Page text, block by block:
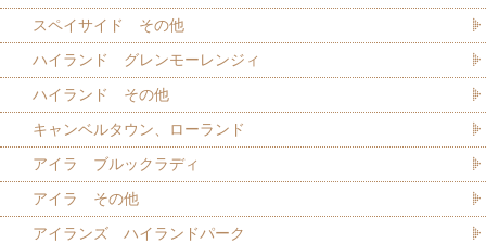
スペイサイド その他
ハイランド グレンモーレンジィ
ハイランド その他
キャンベルタウン、ローランド
アイラ ブルックラディ
アイラ その他
アイランズ ハイランドパーク